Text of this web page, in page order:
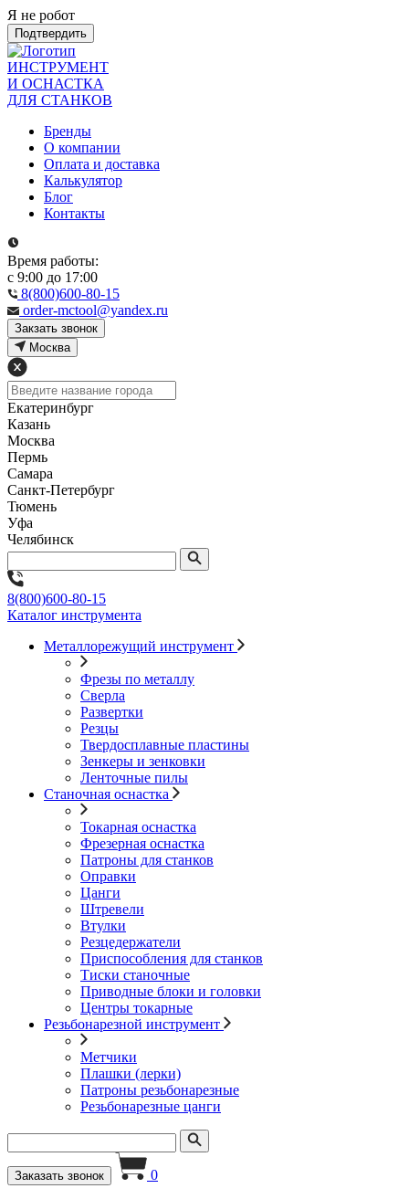
Я не робот
Подтвердить
ИНСТРУМЕНТ
И ОСНАСТКА
ДЛЯ СТАНКОВ
Бренды
О компании
Оплата и доставка
Калькулятор
Блог
Контакты
Время работы:
с 9:00 до 17:00
8(800)600-80-15
order-mctool@yandex.ru
Закзать звонок
Москва
Екатеринбург
Казань
Москва
Пермь
Самара
Санкт-Петербург
Тюмень
Уфа
Челябинск
8(800)600-80-15
Каталог инструмента
Металлорежущий инструмент
Фрезы по металлу
Сверла
Развертки
Резцы
Твердосплавные пластины
Зенкеры и зенковки
Ленточные пилы
Станочная оснастка
Токарная оснастка
Фрезерная оснастка
Патроны для станков
Оправки
Цанги
Штревели
Втулки
Резцедержатели
Приспособления для станков
Тиски станочные
Приводные блоки и головки
Центры токарные
Резьбонарезной инструмент
Метчики
Плашки (лерки)
Патроны резьбонарезные
Резьбонарезные цанги
Заказать звонок 0